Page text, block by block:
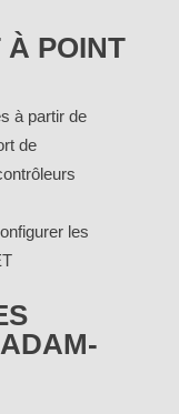
À POINT
à partir de
de
les